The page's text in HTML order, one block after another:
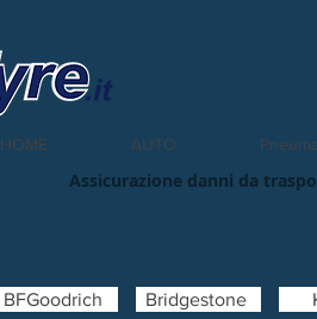
HOME AUTO
Assicurazione danni da
BFGoodrich Bridgestone